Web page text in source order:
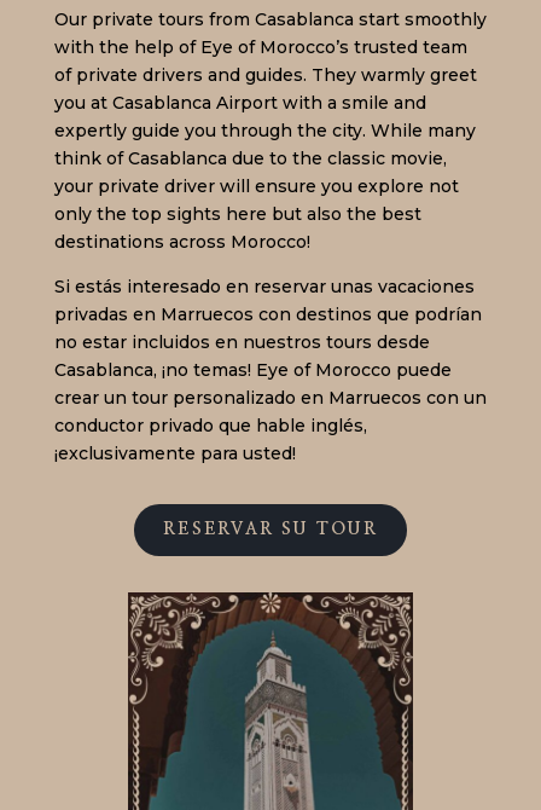
Our private tours from Casablanca start smoothly
with the help of Eye of Morocco’s trusted team
of private drivers and guides. They warmly greet
you at Casablanca Airport with a smile and
expertly guide you through the city. While many
think of Casablanca due to the classic movie,
your private driver will ensure you explore not
only the top sights here but also the best
destinations across Morocco!
Si estás interesado en reservar unas vacaciones
privadas en Marruecos con destinos que podrían
no estar incluidos en nuestros tours desde
Casablanca, ¡no temas! Eye of Morocco puede
crear un tour personalizado en Marruecos con un
conductor privado que hable inglés,
¡exclusivamente para usted!
RESERVAR SU TOUR